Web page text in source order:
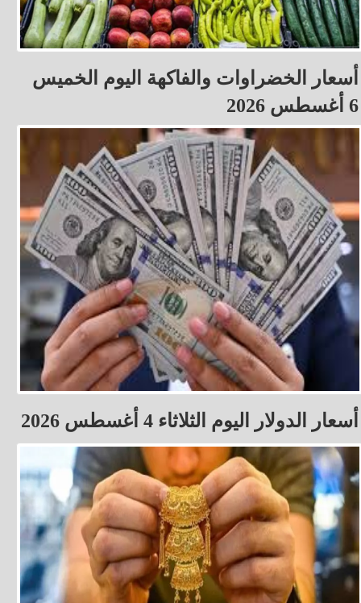
أسعار الخضراوات والفاكهة اليوم الخميس
6 أغسطس 2026
أسعار الدولار اليوم الثلاثاء 4 أغسطس 2026